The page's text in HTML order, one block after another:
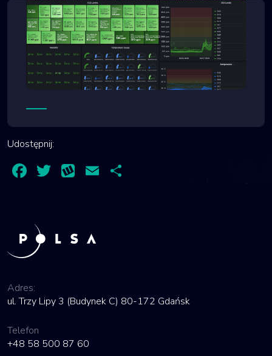
Udostępnij:
Facebook
Twitter
Wykop
Email
Adres:
ul. Trzy Lipy 3 (Budynek C) 80-172 Gdańsk
Telefon
+48 58 500 87 60